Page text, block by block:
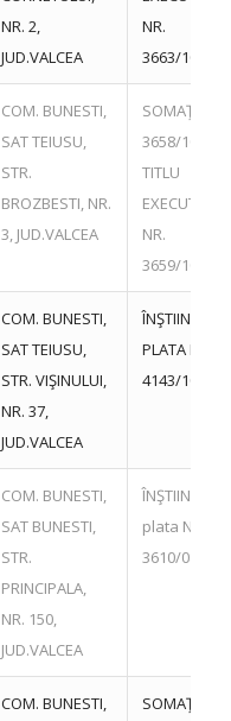
NR. 2,
JUD.VALCEA
NR.
3663/
COM. BUNESTI,
SAT TEIUSU,
STR.
BROZBESTI, NR.
3, JUD.VALCEA
SOMAŢIE
3658/
TITLU
EXECUTORIU
NR.
3659/
COM. BUNESTI,
SAT TEIUSU,
STR. VIŞINULUI,
NR. 37,
JUD.VALCEA
ÎNŞTIINŢARE
PLATA NR.
4143/
COM. BUNESTI,
SAT BUNESTI,
STR.
PRINCIPALA,
NR. 150,
JUD.VALCEA
plata NR.
3610/
COM. BUNESTI,
SOMAŢIE